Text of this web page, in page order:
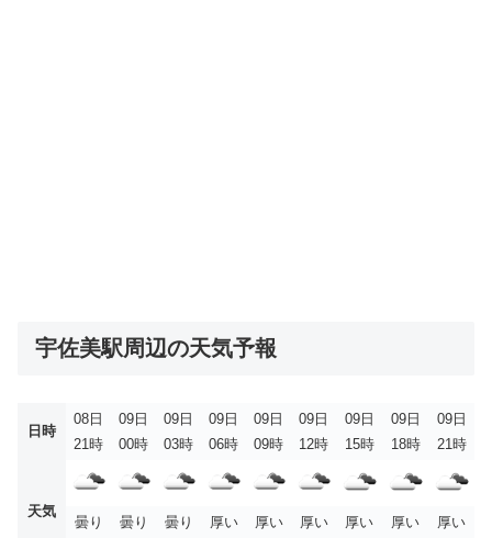
宇佐美駅周辺の天気予報
日時
08日
21時
09日
00時
09日
03時
09日
06時
09日
09時
09日
12時
09日
15時
09日
18時
09日
21時
天気
曇り
曇り
曇り
厚い
厚い
厚い
厚い
厚い
厚い